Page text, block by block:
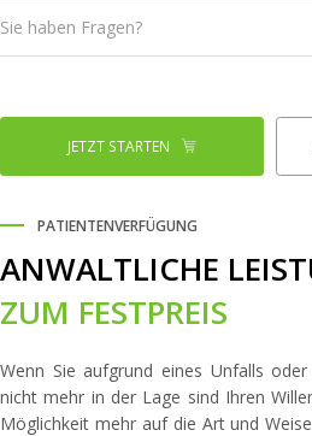
Sie haben Fragen?
JETZT STARTEN
PATIENTENVERFÜGUNG
ANWALTLICHE
ZUM FESTPREIS
Wenn Sie aufgrund eines Unfalls
nicht mehr in der Lage sind Ihren
Möglichkeit mehr auf die Art und